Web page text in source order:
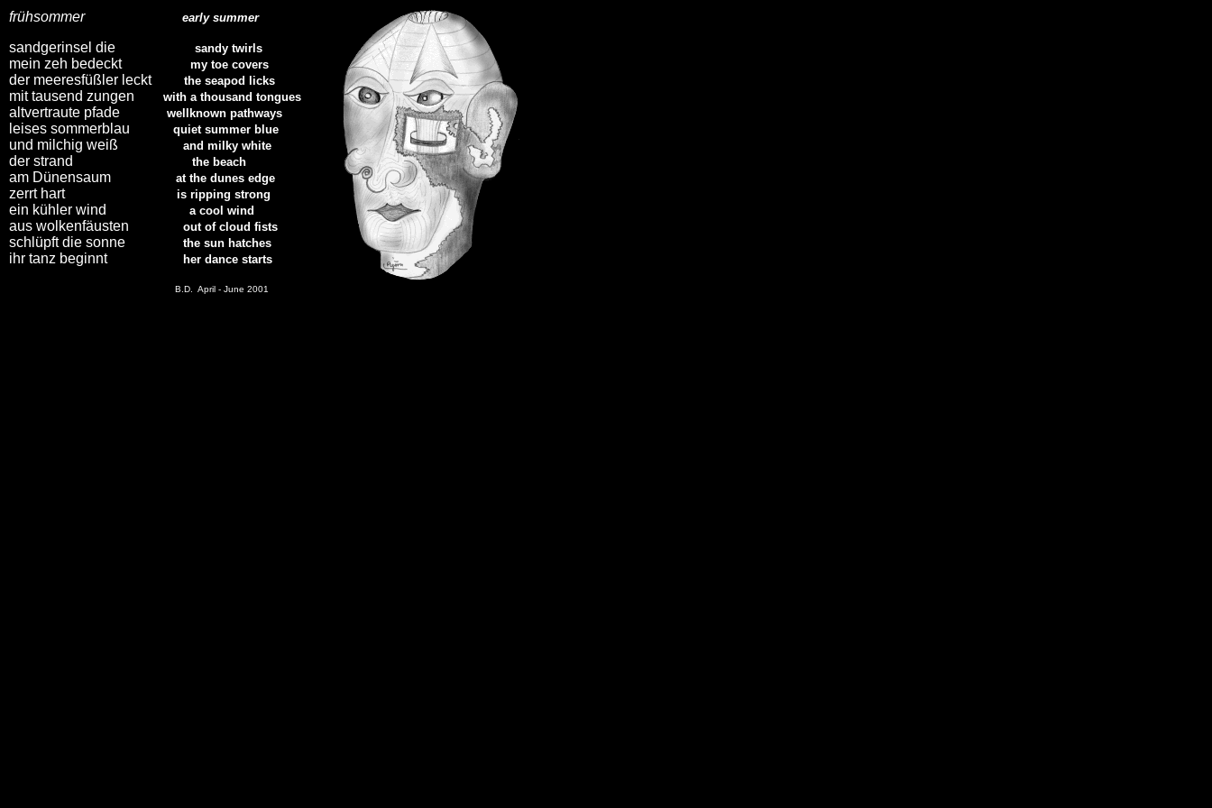
frühsommer early summer
sandgerinsel die sandy twirls
mein zeh bedeckt my toe covers
der meeresfüßler leckt the seapod licks
mit tausend zungen with a thousand tongues
altvertraute pfade wellknown pathways
leises sommerblau quiet summer blue
und milchig weiß and milky white
der strand the beach
am Dünensaum at the dunes edge
zerrt hart is ripping strong
ein kühler wind a cool wind
aus wolkenfäusten out of cloud fists
schlüpft die sonne the sun hatches
ihr tanz beginnt her dance starts
B.D. April - June 2001